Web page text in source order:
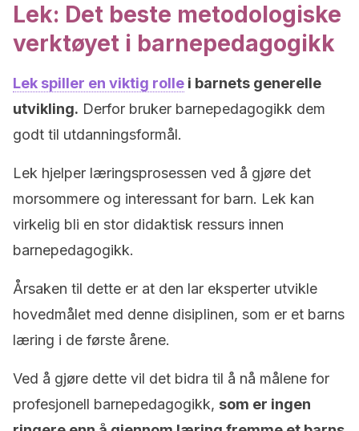
Lek: Det beste metodologiske
verktøyet i barnepedagogikk
Lek spiller en viktig rolle i barnets generelle
utvikling. Derfor bruker barnepedagogikk dem
godt til utdanningsformål.
Lek hjelper læringsprosessen ved å gjøre det
morsommere og interessant for barn. Lek kan
virkelig bli en stor didaktisk ressurs innen
barnepedagogikk.
Årsaken til dette er at den lar eksperter utvikle
hovedmålet med denne disiplinen, som er et barns
læring i de første årene.
Ved å gjøre dette vil det bidra til å nå målene for
profesjonell barnepedagogikk, som er ingen